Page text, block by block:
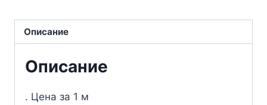
Описание
Описание
. Цена за 1 м